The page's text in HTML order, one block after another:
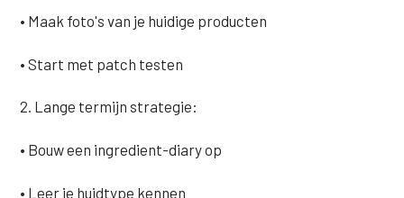
• Maak foto's van je huidige producten
• Start met patch testen
2. Lange termijn strategie:
• Bouw een ingredient-diary op
• Leer je huidtype kennen